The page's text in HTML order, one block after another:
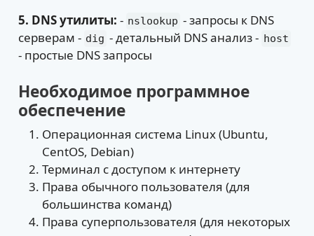
5. DNS утилиты: - nslookup - запросы к DNS
серверам - dig - детальный DNS анализ - host
- простые DNS запросы
Необходимое программное
обеспечение
Операционная система Linux (Ubuntu,
CentOS, Debian)
Терминал с доступом к интернету
Права обычного пользователя (для
большинства команд)
Права суперпользователя (для некоторых